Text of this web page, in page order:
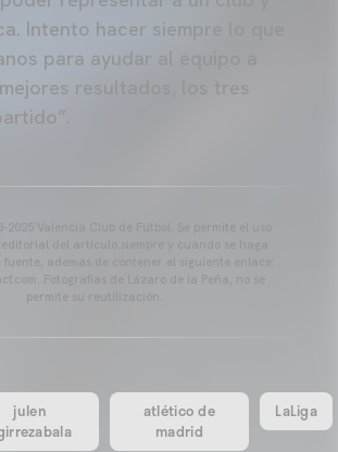
Intento hacer siempre lo que
para ayudar al equipo a
resultados, los tres
2025 Valencia Club de Fútbol. Se permite el uso
editorial del artículo siempre y cuando se haga
además de contener el siguiente enlace:
Fotografías de Lázaro de la Peña, no se
permite su reutilización.
julen
atlético de
madrid
LaLiga